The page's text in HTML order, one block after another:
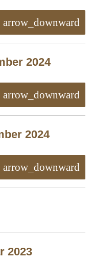
arrow_downward
2024
arrow_downward
2024
arrow_downward
2023